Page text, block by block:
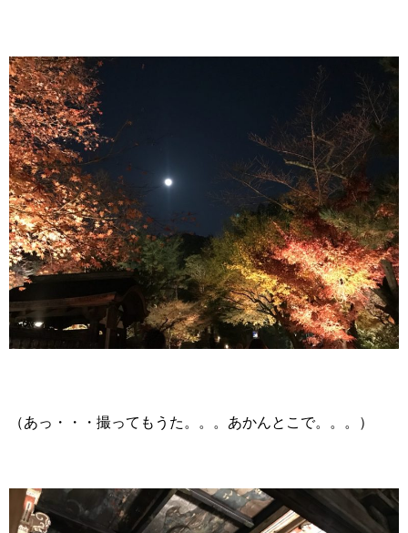
（あっ・・・撮ってもうた。。。あかんとこで。。。）